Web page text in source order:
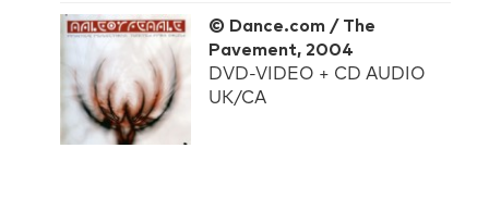
© Dance.com / The
Pavement, 2004
DVD-VIDEO + CD AUDIO
UK/CA